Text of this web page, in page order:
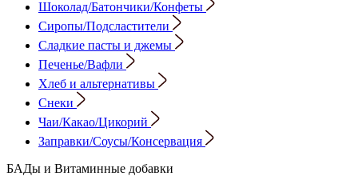
Шоколад/Батончики/Конфеты
Сиропы/Подсластители
Сладкие пасты и джемы
Печенье/Вафли
Хлеб и альтернативы
Снеки
Чаи/Какао/Цикорий
Заправки/Соусы/Консервация
БАДы и Витаминные добавки